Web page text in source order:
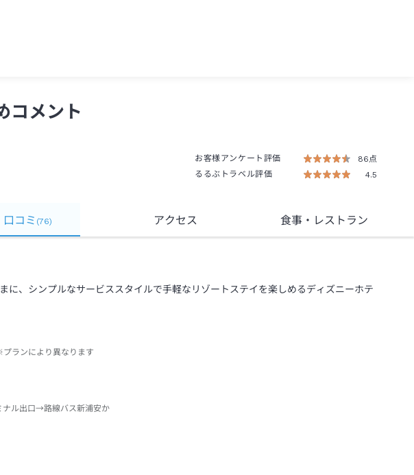
コメント
お客様アンケート評価
86点
るるぶトラベル評価
4.5
口コミ (76) アクセス 食事・レストラン
に、シンプルなサービススタイルで手軽なリゾートステイを楽しめるディズニーホテ
ランにより異なります
ナル出口→路線バス新浦安か